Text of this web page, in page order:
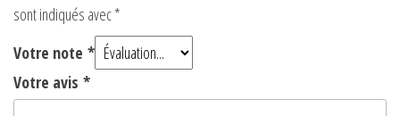
sont indiqués avec*
Votre note *
Votre avis *